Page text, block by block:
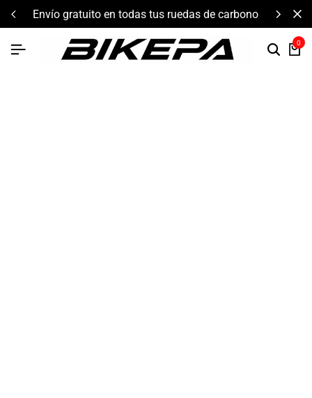
envío gratuito en todas tus ruedas de carbono
0